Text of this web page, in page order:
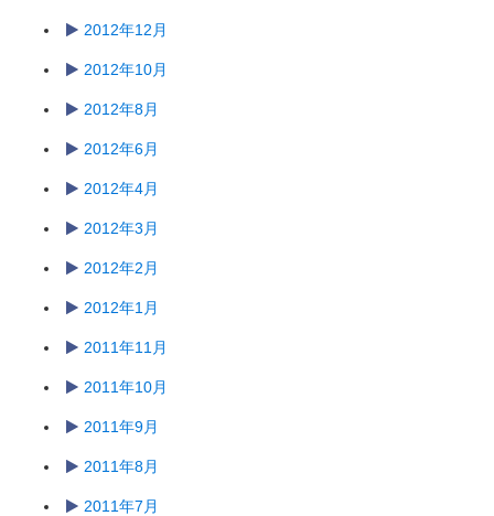
2012年12月
2012年10月
2012年8月
2012年6月
2012年4月
2012年3月
2012年2月
2012年1月
2011年11月
2011年10月
2011年9月
2011年8月
2011年7月